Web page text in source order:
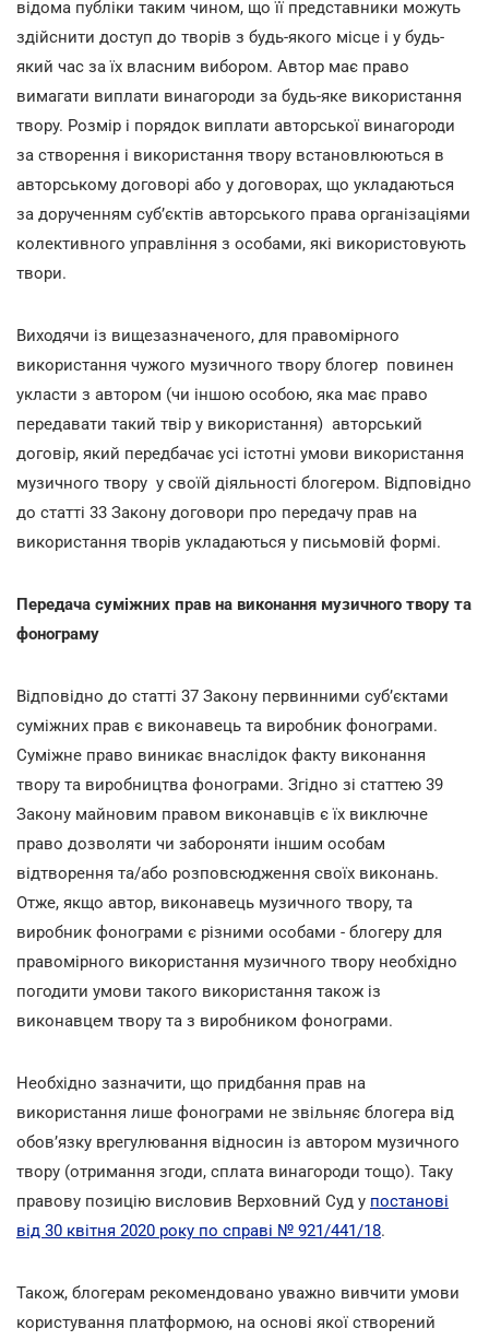
відома публіки таким чином, що її представники можуть
здійснити доступ до творів з будь-якого місце і у будь-
який час за їх власним вибором. Автор має право
вимагати виплати винагороди за будь-яке використання
твору. Розмір і порядок виплати авторської винагороди
за створення і використання твору встановлюються в
авторському договорі або у договорах, що укладаються
за дорученням суб’єктів авторського права організаціями
колективного управління з особами, які використовують
твори.
Виходячи із вищезазначеного, для правомірного
використання чужого музичного твору блогер повинен
укласти з автором (чи іншою особою, яка має право
передавати такий твір у використання) авторський
договір, який передбачає усі істотні умови використання
музичного твору у своїй діяльності блогером. Відповідно
до статті 33 Закону договори про передачу прав на
використання творів укладаються у письмовій формі.
Передача суміжних прав на виконання музичного твору та
фонограму
Відповідно до статті 37 Закону первинними суб’єктами
суміжних прав є виконавець та виробник фонограми.
Суміжне право виникає внаслідок факту виконання
твору та виробництва фонограми. Згідно зі статтею 39
Закону майновим правом виконавців є їх виключне
право дозволяти чи забороняти іншим особам
відтворення та/або розповсюдження своїх виконань.
Отже, якщо автор, виконавець музичного твору, та
виробник фонограми є різними особами - блогеру для
правомірного використання музичного твору необхідно
погодити умови такого використання також із
виконавцем твору та з виробником фонограми.
Необхідно зазначити, що придбання прав на
використання лише фонограми не звільняє блогера від
обов’язку врегулювання відносин із автором музичного
твору (отримання згоди, сплата винагороди тощо). Таку
правову позицію висловив Верховний Суд у постанові
від 30 квітня 2020 року по справі № 921/441/18.
Також, блогерам рекомендовано уважно вивчити умови
користування платформою, на основі якої створений